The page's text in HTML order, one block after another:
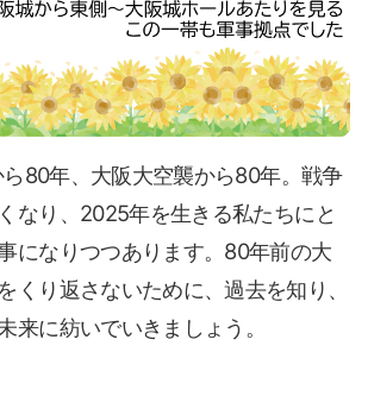
80年、大阪大空襲から80年。戦争
なり、2025年を生きる私たちにと
になりつつあります。80年前の大
くり返さないために、過去を知り、
来に紡いでいきましょう。